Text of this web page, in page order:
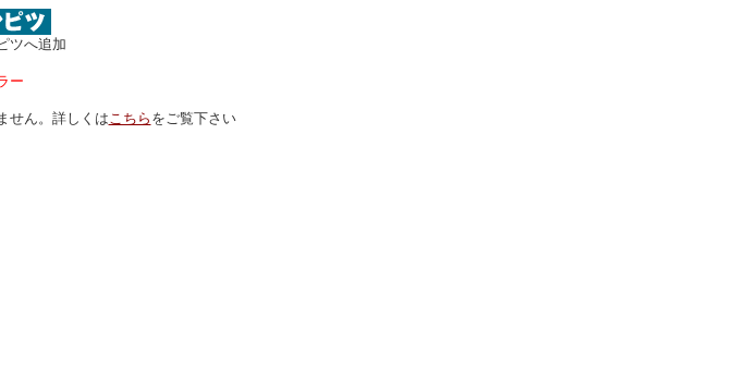
ツへ追加
ー
せん。詳しくはこちら をご覧下さい